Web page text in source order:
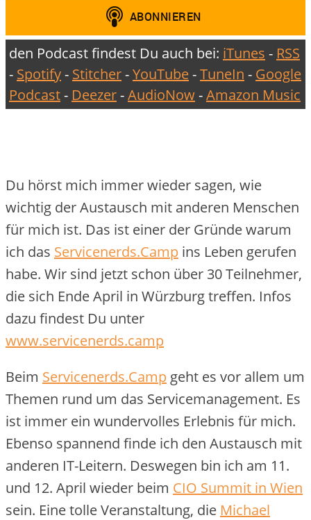
den Podcast findest Du auch bei: iTunes - RSS
- Spotify- Stitcher-YouTube-TuneIn - Google
Podcast- Deezer-AudioNow-Amazon Music
Du hörst mich immer wieder sagen, wie
wichtig der Austausch mit anderen Menschen
für mich ist. Das ist einer der Gründe warum
ich das Servicenerds.Camp ins Leben gerufen
habe. Wir sind jetzt schon über 30 Teilnehmer,
die sich Ende April in Würzburg treffen. Infos
dazu findest Du unter
www.servicenerds.camp
Beim Servicenerds.Camp geht es vor allem um
Themen rund um das Servicemanagement. Es
ist immer ein wundervolles Erlebnis für mich.
Ebenso spannend finde ich den Austausch mit
anderen IT-Leitern. Deswegen bin ich am 11.
und 12. April wieder beim CIO Summit in Wien
sein. Eine tolle Veranstaltung, die Michael